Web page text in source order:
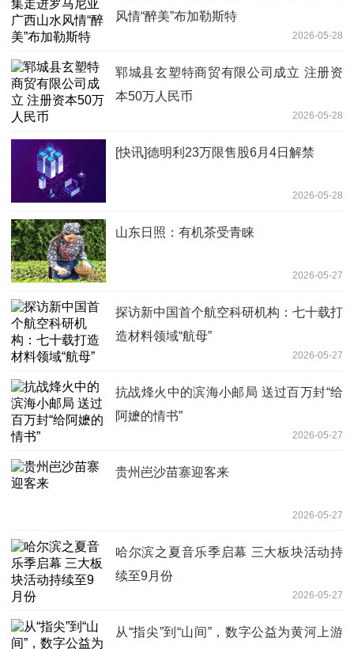
风情“醉美”布加勒斯特
2026-05-28
郓城县玄塑特商贸有限公司成立 注册资
本50万人民币
2026-05-28
[快讯]德明利23万限售股6月4日解禁
2026-05-28
山东日照：有机茶受青睐
2026-05-27
探访新中国首个航空科研机构：七十载打
造材料领域“航母”
2026-05-27
抗战烽火中的滨海小邮局 送过百万封“给
阿嬷的情书”
2026-05-27
贵州岜沙苗寨迎客来
2026-05-27
哈尔滨之夏音乐季启幕 三大板块活动持
续至9月份
2026-05-27
从“指尖”到“山间”，数字公益为黄河上游